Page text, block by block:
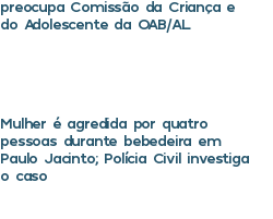
preocupa Comissão da Criança e
do Adolescente da OAB/AL
Mulher é agredida por quatro
pessoas durante bebedeira em
Paulo Jacinto; Polícia Civil investiga
o caso